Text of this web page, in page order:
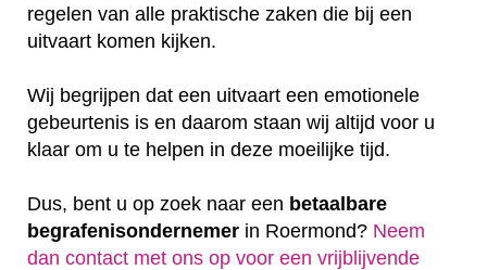
regelen van alle praktische zaken die bij een
uitvaart komen kijken.
Wij begrijpen dat een uitvaart een emotionele
gebeurtenis is en daarom staan wij altijd voor u
klaar om u te helpen in deze moeilijke tijd.
Dus, bent u op zoek naar een betaalbare
begrafenisondernemer in Roermond? Neem
dan contact met ons op voor een vrijblijvende